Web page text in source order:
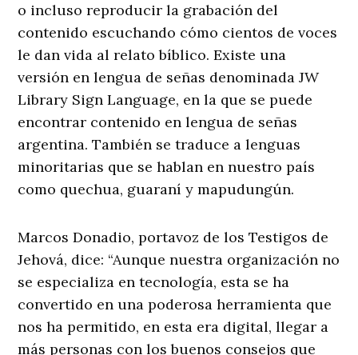
o incluso reproducir la grabación del
contenido escuchando cómo cientos de voces
le dan vida al relato bíblico. Existe una
versión en lengua de señas denominada JW
Library Sign Language, en la que se puede
encontrar contenido en lengua de señas
argentina. También se traduce a lenguas
minoritarias que se hablan en nuestro país
como quechua, guaraní y mapudungún.
Marcos Donadio, portavoz de los Testigos de
Jehová, dice: “Aunque nuestra organización no
se especializa en tecnología, esta se ha
convertido en una poderosa herramienta que
nos ha permitido, en esta era digital, llegar a
más personas con los buenos consejos que